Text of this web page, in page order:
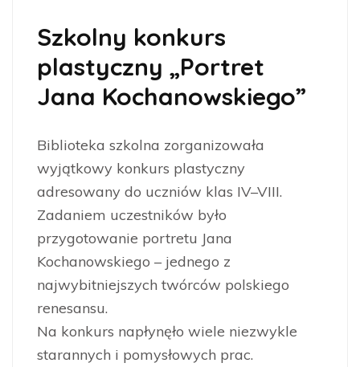
Szkolny konkurs
plastyczny „Portret
Jana Kochanowskiego”
Biblioteka szkolna zorganizowała
wyjątkowy konkurs plastyczny
adresowany do uczniów klas IV–VIII.
Zadaniem uczestników było
przygotowanie portretu Jana
Kochanowskiego – jednego z
najwybitniejszych twórców polskiego
renesansu.
Na konkurs napłynęło wiele niezwykle
starannych i pomysłowych prac.